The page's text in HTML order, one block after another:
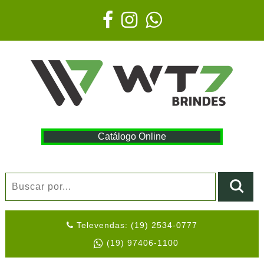
Catálogo Online
Televendas: (19) 2534-0777
(19) 97406-1100